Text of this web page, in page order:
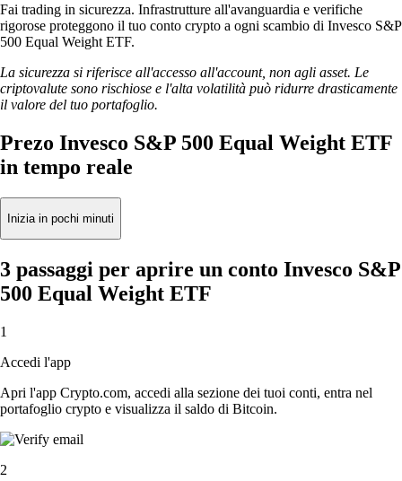
Fai trading in sicurezza. Infrastrutture all'avanguardia e verifiche
rigorose proteggono il tuo conto crypto a ogni scambio di Invesco S&P
500 Equal Weight ETF.
La sicurezza si riferisce all'accesso all'account, non agli asset. Le
criptovalute sono rischiose e l'alta volatilità può ridurre drasticamente
il valore del tuo portafoglio.
Prezo Invesco S&P 500 Equal Weight ETF
in tempo reale
Inizia in pochi minuti
3 passaggi per aprire un conto Invesco S&P
500 Equal Weight ETF
1
Accedi l'app
Apri l'app Crypto.com, accedi alla sezione dei tuoi conti, entra nel
portafoglio crypto e visualizza il saldo di Bitcoin.
2